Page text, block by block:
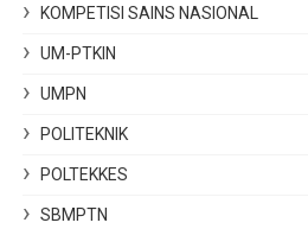
KOMPETISI SAINS NASIONAL
UM-PTKIN
UMPN
POLITEKNIK
POLTEKKES
SBMPTN